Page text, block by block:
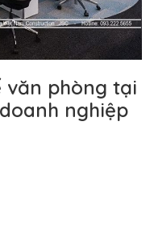
văn phòng tại
nghiệp